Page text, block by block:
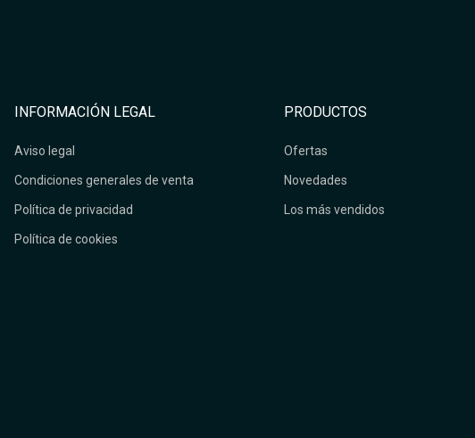
INFORMACIÓN LEGAL
Aviso legal
Condiciones generales de venta
Política de privacidad
Política de cookies
PRODUCTOS
Ofertas
Novedades
Los más vendidos